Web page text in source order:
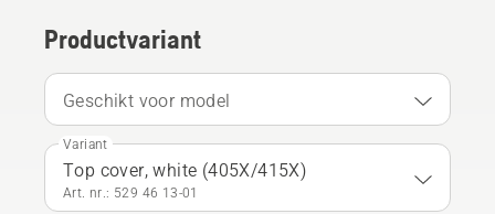
Productvariant
Geschikt voor model
Variant
Top cover, white (405X/415X)
Art. nr.: 529 46 13‑01